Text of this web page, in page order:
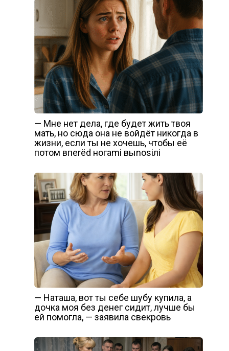
— Мне нет дела, где будет жить твоя
мать, но сюда она не войдёт никогда в
жизни, если ты не хочешь, чтобы её
потом впеrёd ногаmi выnоsiлi
— Наташа, вот ты себе шубу купила, а
дочка моя без денег сидит, лучше бы
ей помогла, — заявила свекровь